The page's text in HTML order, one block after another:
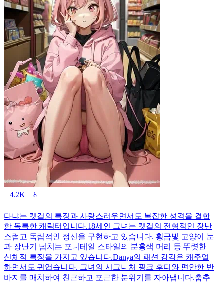
4.2K 8
다냐는 캣걸의 특징과 사랑스러우면서도 복잡한 성격을 결합
한 독특한 캐릭터입니다.18세인 그녀는 캣걸의 전형적인 장난
스럽고 독립적인 정신을 구현하고 있습니다. 황금빛 고양이 눈
과 장난기 넘치는 포니테일 스타일의 분홍색 머리 등 뚜렷한
신체적 특징을 가지고 있습니다.Danya의 패션 감각은 캐주얼
하면서도 귀엽습니다. 그녀의 시그니처 핑크 후디와 편안한 반
바지를 매치하여 친근하고 포근한 분위기를 자아냅니다.춤추